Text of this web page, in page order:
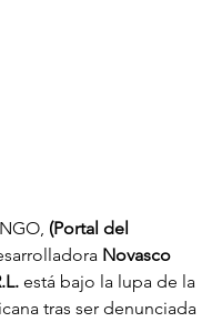
(Portal del
Novasco
está bajo la lupa de la
tras ser denunciada